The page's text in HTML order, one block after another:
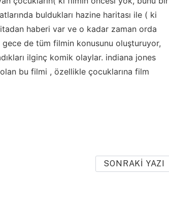
buldukları hazine haritası ile ( ki
haberi var ve o kadar zaman orda
gece de tüm filmin konusunu oluşturuyor,
ilginç komik olaylar. indiana jones
bu filmi , özellikle çocuklarına film
SONRAKI YAZI